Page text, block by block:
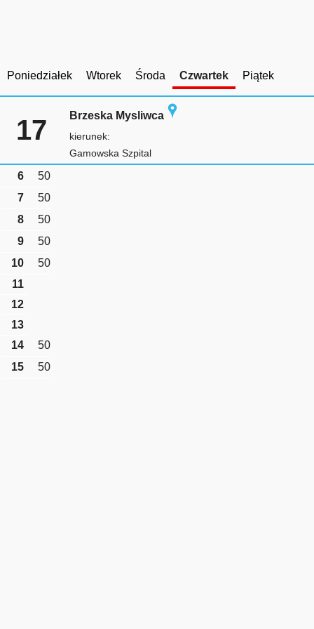
Poniedziałek Wtorek Środa Czwartek Piątek
17 Brzeska Mysliwca
kierunek:
Gamowska Szpital
6
50
7
50
8
50
9
50
10
50
11
12
13
14
50
15
50